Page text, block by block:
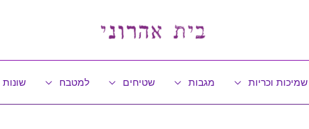
שמיכות וכריות מגבות שטיחים למטבח שונות